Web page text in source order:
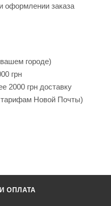
оформлении заказа
городе)
грн
2000 грн доставку
тарифам Новой Почты)
ОПЛАТА